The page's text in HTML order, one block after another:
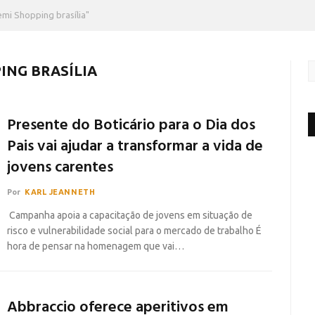
Shopping brasília"
BRASÍLIA
Presente do Boticário para o Dia dos
Pais vai ajudar a transformar a vida de
jovens carentes
Por KARL JEANNETH
Campanha apoia a capacitação de jovens em situação de
risco e vulnerabilidade social para o mercado de trabalho É
hora de pensar na homenagem que vai…
Abbraccio oferece aperitivos em